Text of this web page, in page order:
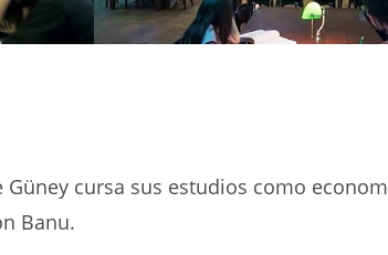
cursa sus estudios como
Banu.